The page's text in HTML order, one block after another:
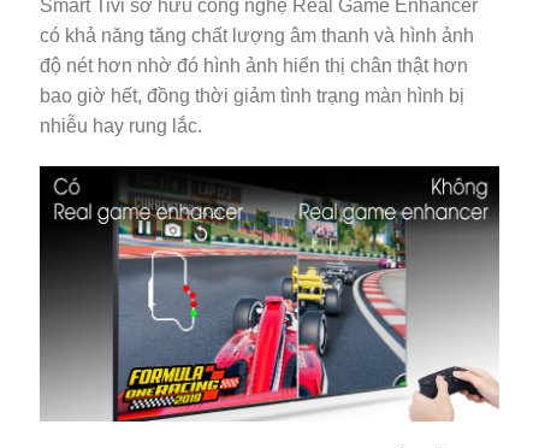
Smart Tivi sở hữu công nghệ Real Game Enhancer
có khả năng tăng chất lượng âm thanh và hình ảnh
độ nét hơn nhờ đó hình ảnh hiển thị chân thật hơn
bao giờ hết, đồng thời giảm tình trạng màn hình bị
nhiễu hay rung lắc.